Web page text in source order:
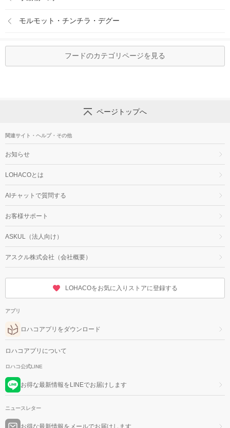
モルモット・チンチラ・デグー
フードのカテゴリページを見る
ページトップへ
関連サイト・ヘルプ・その他
お知らせ
LOHACOとは
AIチャットで質問する
お客様サポート
ASKUL（法人向け）
アスクル株式会社（会社概要）
LOHACOをお気に入りストアに登録する
アプリ
ロハコアプリをダウンロード
ロハコアプリについて
ロハコ公式LINE
お得な最新情報をLINEでお届けします
ニュースレター
お得な最新情報をメールでお届けします